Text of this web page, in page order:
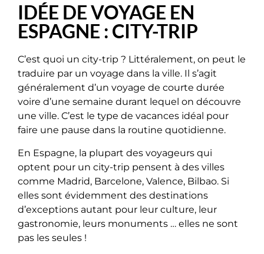
IDÉE DE VOYAGE EN
ESPAGNE : CITY-TRIP
C’est quoi un city-trip ? Littéralement, on peut le
traduire par un voyage dans la ville. Il s’agit
généralement d’un voyage de courte durée
voire d’une semaine durant lequel on découvre
une ville. C’est le type de vacances idéal pour
faire une pause dans la routine quotidienne.
En Espagne, la plupart des voyageurs qui
optent pour un city-trip pensent à des villes
comme Madrid, Barcelone, Valence, Bilbao. Si
elles sont évidemment des destinations
d’exceptions autant pour leur culture, leur
gastronomie, leurs monuments … elles ne sont
pas les seules !